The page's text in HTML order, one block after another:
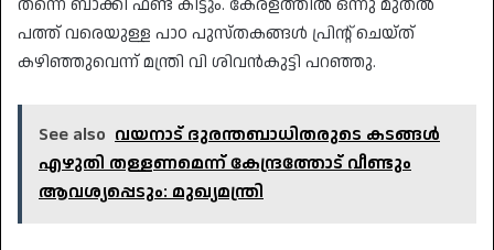
പത്ത് വരെയുള്ള പാഠ പുസ്തകങ്ങള്‍ പ്രിന്റ് ചെയ്ത്
കഴിഞ്ഞുവെന്ന് മന്ത്രി വി ശിവൻകുട്ടി പറഞ്ഞു.
See also വയനാട് ദുരന്തബാധിതരുടെ കടങ്ങൾ
എഴുതി തള്ളണമെന്ന് കേന്ദ്രത്തോട് വീണ്ടും
ആവശ്യപ്പെടും: മുഖ്യമന്ത്രി